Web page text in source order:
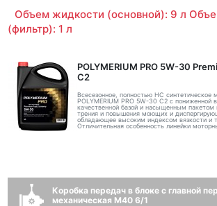
Объем жидкости (основной): 9 л
(фильтр): 1 л
POLYMERIUM PRO 5W-30
С2
Всесезонное, полностью HC синтетическое
POLYMERIUM PRO 5W-30 C2 с пониженной
качественной базой и насыщенным
трения и повышения моющих и
обладающее высоким индексом вязкости и
Отличительная особенность линейки
Коробка передач в блоке с главной
механическая M40 6/1